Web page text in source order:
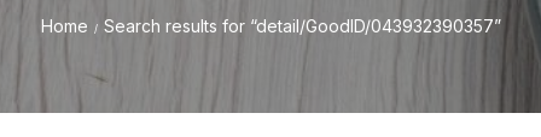
Home / Search results for “detail/GoodID/043932390357”